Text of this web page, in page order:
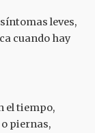
leves,
cuando hay
el tiempo,
piernas,